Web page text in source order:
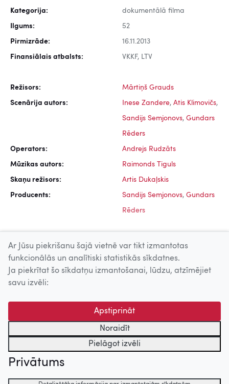
Kategorija: dokumentālā filma
Ilgums: 52
Pirmizrāde: 16.11.2013
Finansiālais atbalsts: VKKF, LTV
Režisors: Mārtiņš Grauds
Scenārija autors: Inese Zandere, Atis Klimovičs,
Sandijs Semjonovs, Gundars
Rēders
Operators: Andrejs Rudzāts
Mūzikas autors: Raimonds Tiguls
Skaņu režisors: Artis Dukaļskis
Producents: Sandijs Semjonovs, Gundars
Rēders
Uz augšu
© 2026 Nacionālais Kino centrs, Kultūras informācijas sistēmu
centrs. Sadarbības partneris: Latvijas Valsts
kinofotofonodokumentu arhīvs.
Ar Jūsu piekrišanu šajā vietnē var tikt izmantotas
funkcionālās un analītiski statistikās sīkdatnes.
Ja piekrītat šo sīkdatņu izmantošanai, lūdzu, atzīmējiet
savu izvēli:
Apstiprināt
Noraidīt
Pielāgot izvēli
Privātums